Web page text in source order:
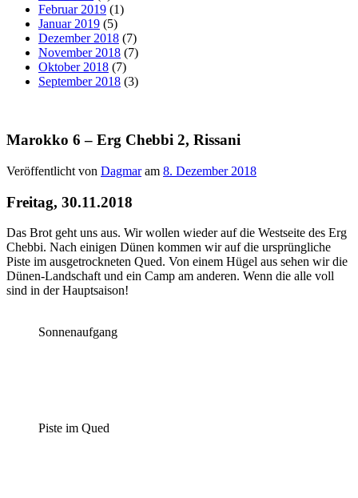
Februar 2019 (1)
Januar 2019 (5)
Dezember 2018 (7)
November 2018 (7)
Oktober 2018 (7)
September 2018 (3)
Marokko 6 – Erg Chebbi 2, Rissani
Veröffentlicht von Dagmaram 8. Dezember 2018
Freitag, 30.11.2018
Das Brot geht uns aus. Wir wollen wieder auf die Westseite des Erg
Chebbi. Nach einigen Dünen kommen wir auf die ursprüngliche
Piste im ausgetrockneten Qued. Von einem Hügel aus sehen wir die
Dünen-Landschaft und ein Camp am anderen. Wenn die alle voll
sind in der Hauptsaison!
Sonnenaufgang
Piste im Qued